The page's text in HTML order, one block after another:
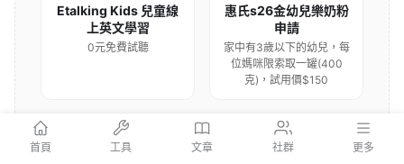
Etalking Kids 兒童線
上英文學習
0元免費試聽
惠氏s26金幼兒樂奶粉
申請
家中有3歲以下的幼兒，每
位媽咪限索取一罐(400
克)，試用價$150
首頁 工具 文章 社群 更多